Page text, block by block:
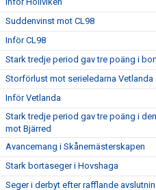
Suddenvinst mot CL98
Inför CL98
Stark tredje period gav tre poäng i
Storförlust mot serieledarna Vetlanda
Inför Vetlanda
Stark tredje period gav tre poäng i
mot Bjärred
Avancemang i Skånemästerskapen
Stark bortaseger i Hovshaga
Seger i derbyt efter rafflande